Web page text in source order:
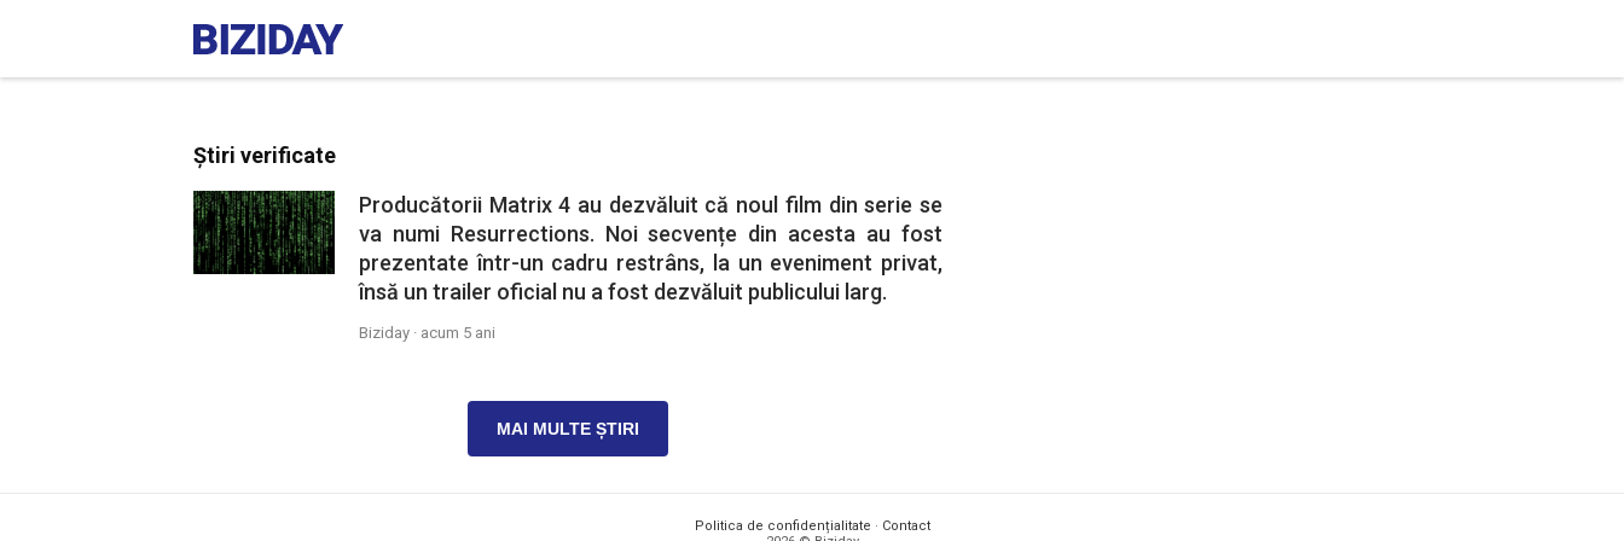
Știri verificate
Producătorii Matrix 4 au dezvăluit că noul film din serie se
va numi Resurrections. Noi secvențe din acesta au fost
prezentate într-un cadru restrâns, la un eveniment privat,
însă un trailer oficial nu a fost dezvăluit publicului larg.
Biziday · acum 5 ani
MAI MULTE ȘTIRI
Politica de confidențialitate · Contact